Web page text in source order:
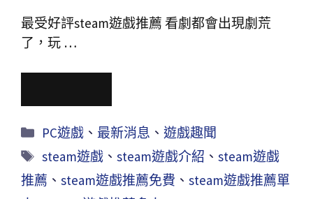
最受好評steam遊戲推薦 看劇都會出現劇荒
了，玩 …
PC遊戲 、 最新消息 、遊戲趣聞
steam遊戲 、steam遊戲介紹 、steam遊戲
推薦 、 steam遊戲推薦免費 、 steam遊戲推薦單